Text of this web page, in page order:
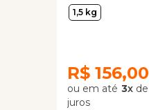
1,5 kg
R$ 156,00
3x de